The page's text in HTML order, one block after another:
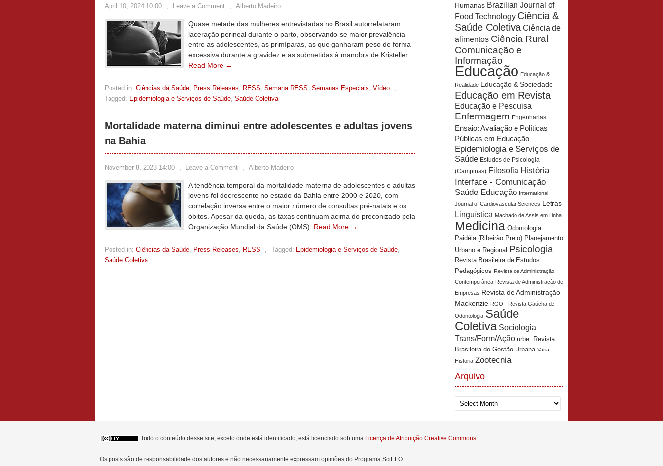
April 10, 2024 10:00 , Leave a Comment , Alberto Madeiro
Quase metade das mulheres entrevistadas no Brasil autorrelataram
laceração perineal durante o parto, observando-se maior prevalência
entre as adolescentes, as primíparas, as que ganharam peso de forma
excessiva durante a gravidez e as submetidas à manobra de Kristeller.
Read More →
Posted in: Ciências da Saúde, Press Releases, RESS, Semana RESS, Semanas Especiais, Vídeo
,
Tagged: Epidemiologia e Serviços de Saúde, Saúde Coletiva
Mortalidade materna diminui entre adolescentes e adultas jovens
na Bahia
November 8, 2023 14:00 , Leave a Comment , Alberto Madeiro
A tendência temporal da mortalidade materna de adolescentes e adultas
jovens foi decrescente no estado da Bahia entre 2000 e 2020, com
correlação inversa entre o maior número de consultas pré-natais e os
óbitos. Apesar da queda, as taxas continuam acima do preconizado pela
Organização Mundial da Saúde (OMS). Read More →
Posted in: Ciências da Saúde, Press Releases, RESS , Tagged: Epidemiologia e Serviços de Saúde,
Saúde Coletiva
Humanas Brazilian Journal of
Food Technology Ciência &
Saúde Coletiva Ciência de
alimentos Ciência Rural
Comunicação e
Informação
Educação Educação &
Realidade Educação & Sociedade
Educação em Revista
Educação e Pesquisa
Enfermagem Engenharias
Ensaio: Avaliação e Políticas
Públicas em Educação
Epidemiologia e Serviços de
Saúde Estudos de Psicologia
(Campinas) Filosofia História
Interface - Comunicação
Saúde Educação International
Journal of Cardiovascular Sciences Letras
Linguística Machado de Assis em Linha
Medicina Odontologia
Paidéia (Ribeirão Preto) Planejamento
Urbano e Regional Psicologia
Revista Brasileira de Estudos
Pedagógicos Revista de Administração
Contemporânea Revista de Administração de
Empresas Revista de Administração
Mackenzie RGO - Revista Gaúcha de
Odontologia Saúde
Coletiva Sociologia
Trans/Form/Ação urbe. Revista
Brasileira de Gestão Urbana Varia
Historia Zootecnia
Arquivo
Arquivo
Todo o conteúdo desse site, exceto onde está identificado, está licenciado sob uma Licença de Atribuição Creative Commons.
Os posts são de responsabilidade dos autores e não necessariamente expressam opiniões do Programa SciELO.